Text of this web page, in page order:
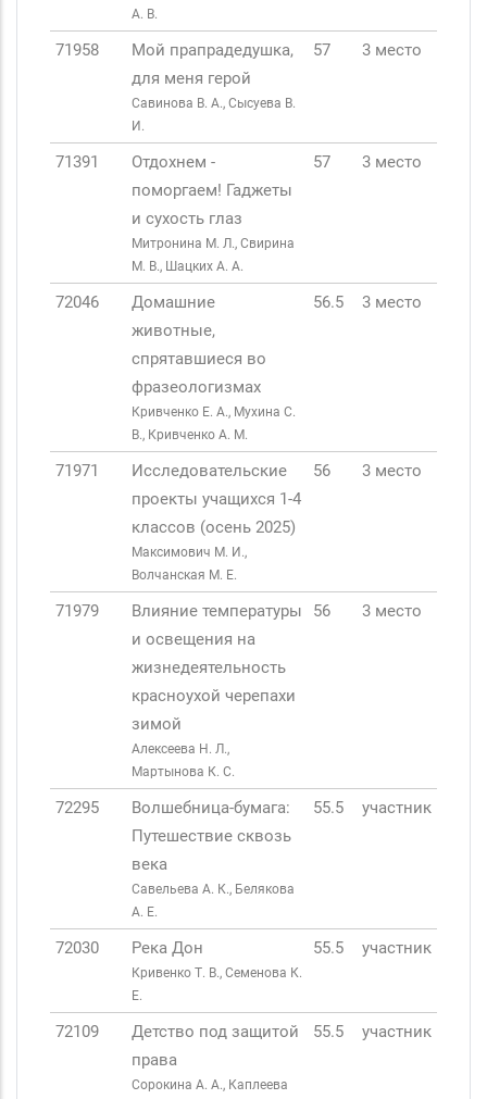
А. В.
71958
Мой прапрадедушка,
для меня герой
Савинова В. А., Сысуева В.
И.
57 3 место
71391
Отдохнем -
поморгаем! Гаджеты
и сухость глаз
Митронина М. Л., Свирина
М. В., Шацких А. А.
57 3 место
72046
Домашние
животные,
спрятавшиеся во
фразеологизмах
Кривченко Е. А., Мухина С.
В., Кривченко А. М.
56.5 3 место
71971
Исследовательские
проекты учащихся 1-4
классов (осень 2025)
Максимович М. И.,
Волчанская М. Е.
56 3 место
71979
Влияние температуры
и освещения на
жизнедеятельность
красноухой черепахи
зимой
Алексеева Н. Л.,
Мартынова К. С.
56 3 место
72295
Волшебница-бумага:
Путешествие сквозь
века
Савельева А. К., Белякова
А. Е.
55.5 участник
72030 Река Дон
Кривенко Т. В., Семенова К.
Е.
55.5 участник
72109
Детство под защитой
права
Сорокина А. А., Каплеева
55.5 участник